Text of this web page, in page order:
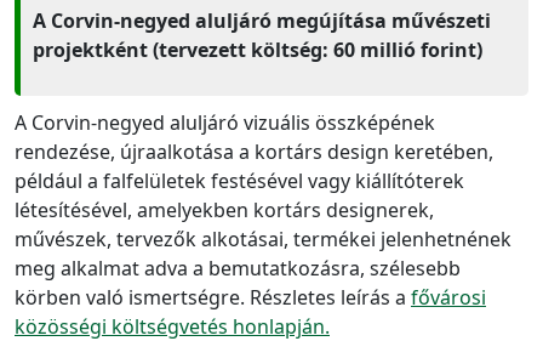
A Corvin-negyed aluljáró megújítása művészeti
projektként (tervezett költség: 60 millió forint)
A Corvin-negyed aluljáró vizuális összképének
rendezése, újraalkotása a kortárs design keretében,
például a falfelületek festésével vagy kiállítóterek
létesítésével, amelyekben kortárs designerek,
művészek, tervezők alkotásai, termékei jelenhetnének
meg alkalmat adva a bemutatkozásra, szélesebb
körben való ismertségre. Részletes leírás a fővárosi
közösségi költségvetés honlapján.